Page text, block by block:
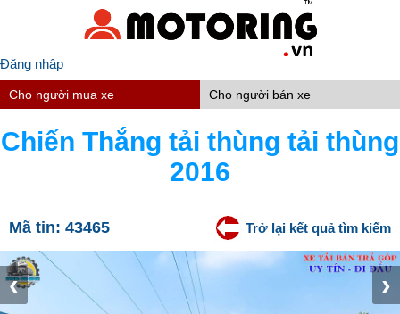
Đăng nhập
Cho người mua xe Cho người bán xe
Chiến Thắng tải thùng tải thùng
2016
Mã tin: 43465 Trở lại kết quả tìm kiếm
‹ ›